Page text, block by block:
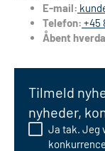
E-mail:
Telefon: +45
Åbent
Tilmeld
nyheder,
Ja tak. Jeg